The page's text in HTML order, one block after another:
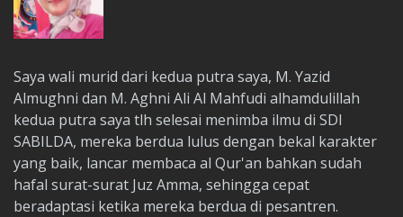
Saya wali murid dari kedua putra saya, M. Yazid
Almughni dan M. Aghni Ali Al Mahfudi alhamdulillah
kedua putra saya tlh selesai menimba ilmu di SDI
SABILDA, mereka berdua lulus dengan bekal karakter
yang baik, lancar membaca al Qur'an bahkan sudah
hafal surat-surat Juz Amma, sehingga cepat
beradaptasi ketika mereka berdua di pesantren.